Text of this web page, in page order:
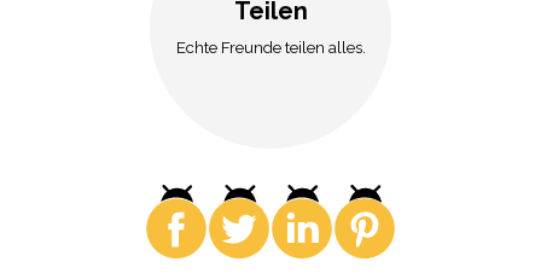
Teilen
Echte Freunde teilen alles.